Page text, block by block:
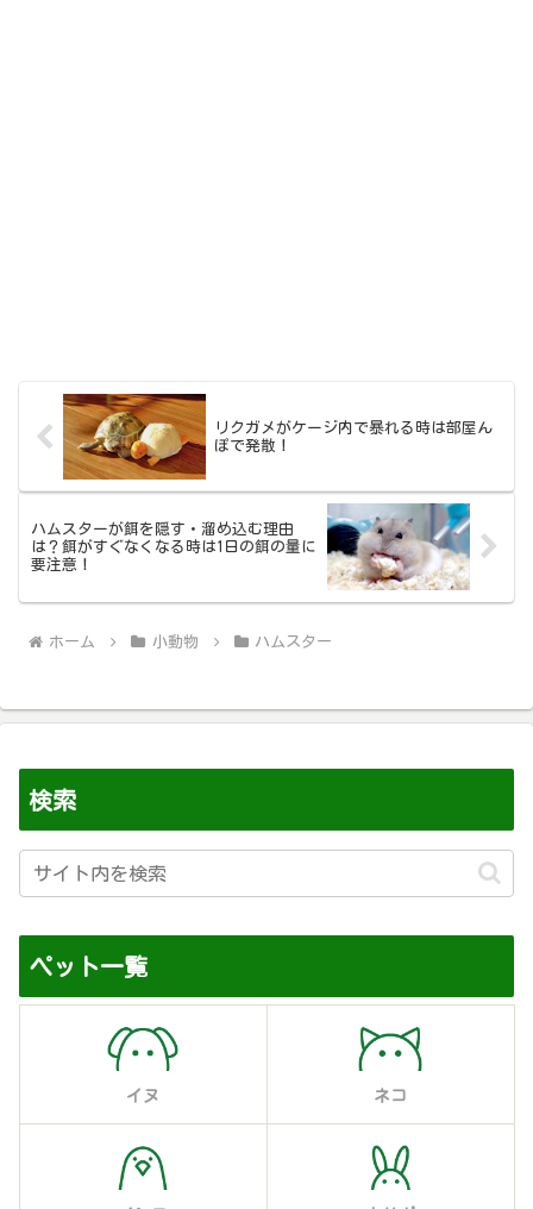
リクガメがケージ内で暴れる時は部屋ん
ぽで発散！
ハムスターが餌を隠す・溜め込む理由
は？餌がすぐなくなる時は1日の餌の量に
要注意！
ホーム 小動物 ハムスター
検索
ペット一覧
イヌ ネコ